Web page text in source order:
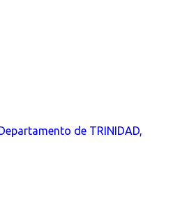
de TRINIDAD,